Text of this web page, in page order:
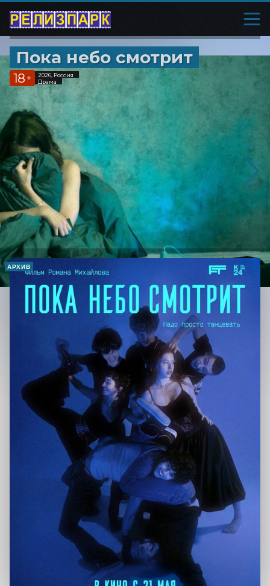
Пока небо смотрит
18 +
2026, Россия
Драма
АРХИВ